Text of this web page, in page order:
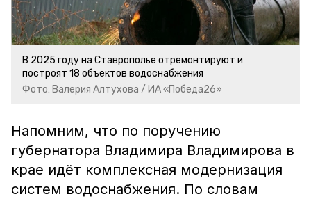
В 2025 году на Ставрополье отремонтируют и
построят 18 объектов водоснабжения
Фото: Валерия Алтухова / ИА «Победа26»
Напомним, что по поручению
губернатора Владимира Владимирова в
крае идёт комплексная модернизация
систем водоснабжения. По словам